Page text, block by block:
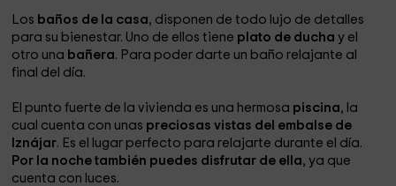
Los baños de la casa, disponen de todo lujo de detalles
para su bienestar. Uno de ellos tiene plato de ducha y el
otro una bañera. Para poder darte un baño relajante al
final del día.
El punto fuerte de la vivienda es una hermosa piscina, la
cual cuenta con unas preciosas vistas del embalse de
Iznájar. Es el lugar perfecto para relajarte durante el día.
Por la noche también puedes disfrutar de ella, ya que
cuenta con luces.